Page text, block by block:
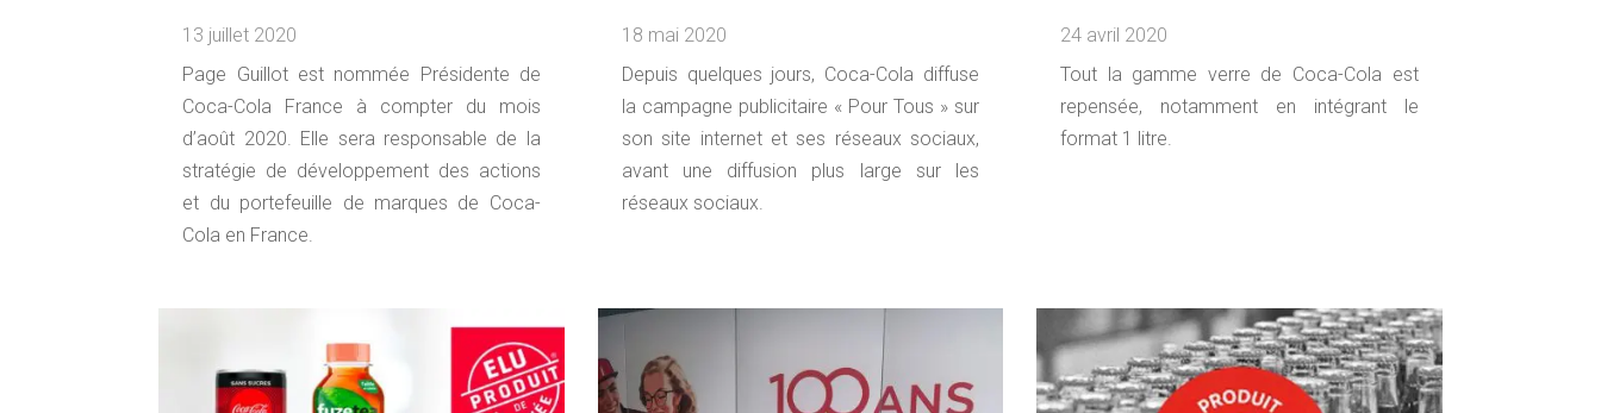
13 juillet 2020
Page Guillot est nommée Présidente de
Coca-Cola France à compter du mois
d’août 2020. Elle sera responsable de la
stratégie de développement des actions
et du portefeuille de marques de Coca-
Cola en France.
18 mai 2020
Depuis quelques jours, Coca-Cola diffuse
la campagne publicitaire « Pour Tous » sur
son site internet et ses réseaux sociaux,
avant une diffusion plus large sur les
réseaux sociaux.
24 avril 2020
Tout la gamme verre de Coca-Cola est
repensée, notamment en intégrant le
format 1 litre.